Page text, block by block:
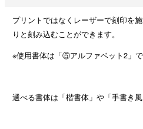
プリントではなくレーザーで刻印を
りと刻み込むことができます。
※使用書体は「⑤アルファベット2」で
選べる書体は「楷書体」や「手書き